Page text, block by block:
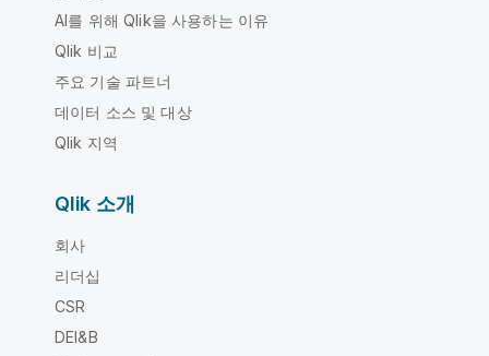
AI를 위해 Qlik을 사용하는 이유
Qlik 비교
주요 기술 파트너
데이터 소스 및 대상
Qlik 지역
Qlik 소개
회사
리더십
CSR
DEI&B